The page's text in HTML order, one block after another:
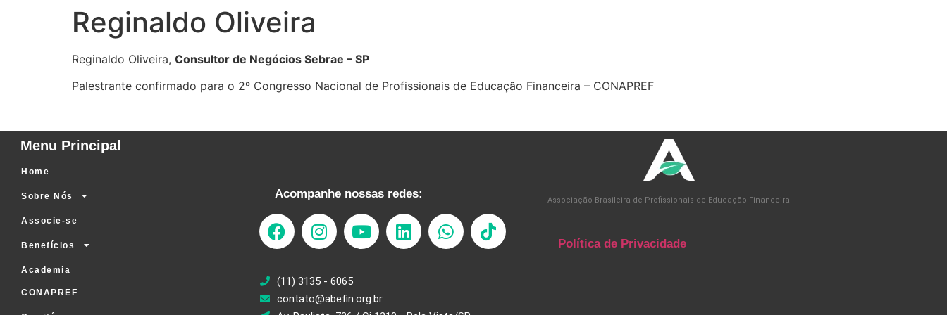
Reginaldo Oliveira
Reginaldo Oliveira, Consultor de Negócios Sebrae – SP
Palestrante confirmado para o 2º Congresso Nacional de Profissionais de Educação Financeira – CONAPREF
Menu Principal
Home
Sobre Nós
Associe-se
Benefícios
Academia
CONAPREF
Acompanhe nossas redes:
(11) 3135 - 6065
contato@abefin.org.br
Associação Brasileira de Profissionais de Educação Financeira
Política de Privacidade